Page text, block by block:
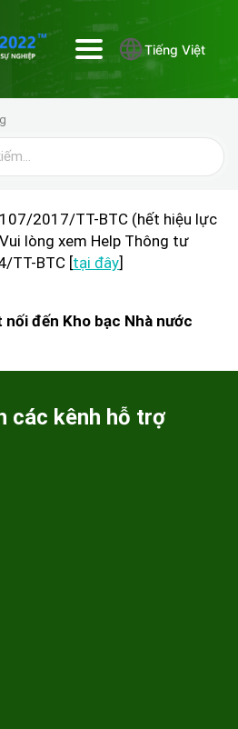
Tiếng Việt
2017/TT-BTC (hết hiệu lực
lòng xem Help Thông tư
TT-BTC [tại đây]
đến Kho bạc Nhà nước
các kênh hỗ trợ